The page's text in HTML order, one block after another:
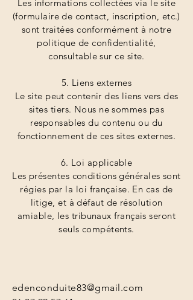
Les informations collectées via le site
(formulaire de contact, inscription, etc.)
sont traitées conformément à notre
politique de confidentialité,
consultable sur ce site.
5. Liens externes
Le site peut contenir des liens vers des
sites tiers. Nous ne sommes pas
responsables du contenu ou du
fonctionnement de ces sites externes.
6. Loi applicable
Les présentes conditions générales sont
régies par la loi française. En cas de
litige, et à défaut de résolution
amiable, les tribunaux français seront
seuls compétents.
edenconduite83@gmail.com